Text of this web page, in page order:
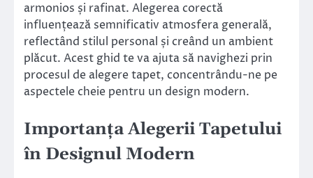
armonios și rafinat. Alegerea corectă
influențează semnificativ atmosfera generală,
reflectând stilul personal și creând un ambient
plăcut. Acest ghid te va ajuta să navighezi prin
procesul de alegere tapet, concentrându-ne pe
aspectele cheie pentru un design modern.
Importanța Alegerii Tapetului
în Designul Modern